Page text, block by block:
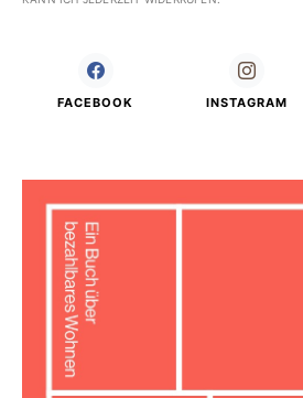
FACEBOOK INSTAGRAM